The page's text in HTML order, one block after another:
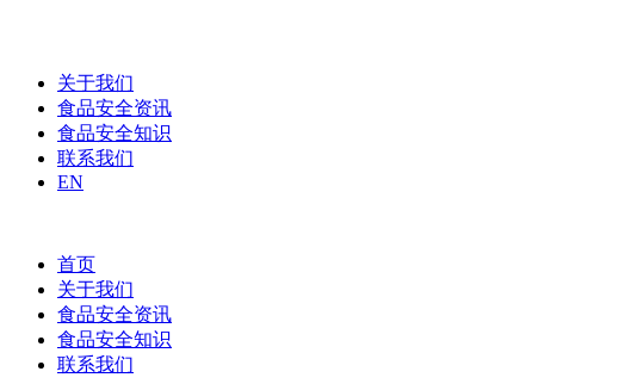
关于我们
食品安全资讯
食品安全知识
联系我们
EN
首页
关于我们
食品安全资讯
食品安全知识
联系我们